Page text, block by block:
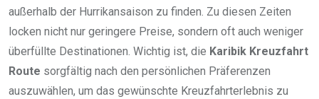
außerhalb der Hurrikansaison zu finden. Zu diesen Zeiten
locken nicht nur geringere Preise, sondern oft auch weniger
überfüllte Destinationen. Wichtig ist, die Karibik Kreuzfahrt
Route sorgfältig nach den persönlichen Präferenzen
auszuwählen, um das gewünschte Kreuzfahrterlebnis zu